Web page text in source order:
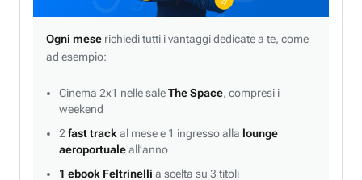
Ogni mese richiedi tutti i vantaggi dedicate a te, come
ad esempio:
Cinema 2x1 nelle saleThe Space, compresi i
weekend
2 fast track al mese e 1 ingresso alla lounge
aeroportualeall’anno
1 ebook Feltrinelli a scelta su 3 titoli